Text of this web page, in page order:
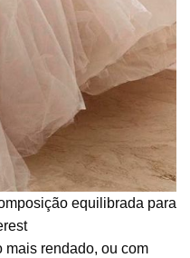
equilibrada para
mais rendado, ou com